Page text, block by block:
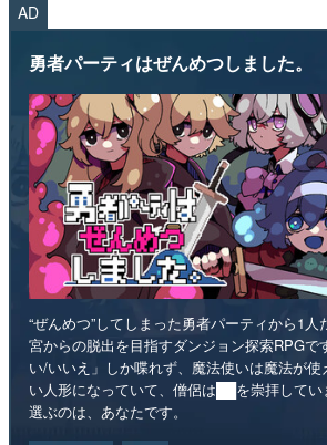
AD
勇者パーティはぜんめつしました。
“ぜんめつ”してしまった勇者パーティから1
宮からの脱出を目指すダンジョン探索RPGで
い/いいえ」しか喋れず、魔法使いは魔法が使
い人形になっていて、僧侶は██を崇拝して
選ぶのは、あなたです。